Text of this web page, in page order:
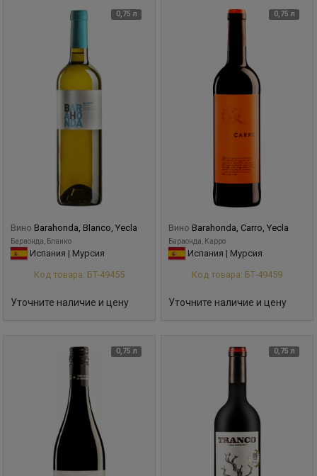
0,75 л
Вино Barahonda, Blanco, Yecla
Бараонда, Бланко
Испания | Мурсия
Код товара: БТ-49455
Уточните наличие и цену
0,75 л
Вино Barahonda, Carro, Yecla
Бараонда, Карро
Испания | Мурсия
Код товара: БТ-49459
Уточните наличие и цену
0,75 л 0,75 л